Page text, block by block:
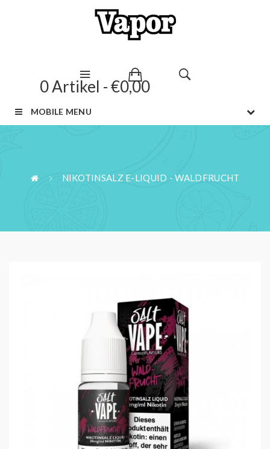
0 Artikel - €0,00
MOBILE MENU
NIKOTINSALZ E-LIQUID - WALDFRUCHT